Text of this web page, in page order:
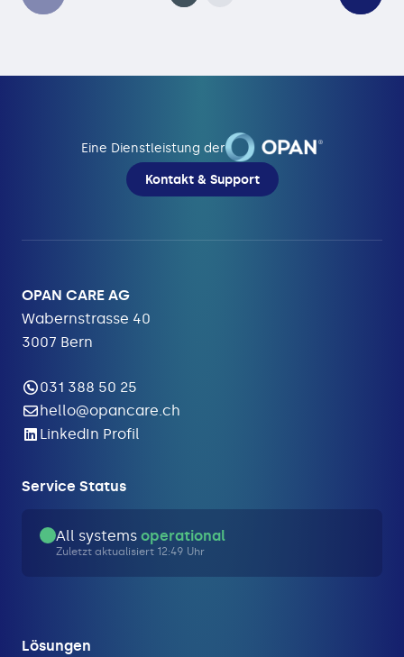
Eine Dienstleistung der
Kontakt & Support
OPAN CARE AG
Wabernstrasse 40
3007 Bern
031 388 50 25
hello@opancare.ch
LinkedIn Profil
Service Status
All systems operational
Zuletzt aktualisiert 12:49 Uhr
Lösungen